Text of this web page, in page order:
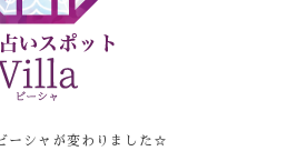
ーシャが変わりました☆